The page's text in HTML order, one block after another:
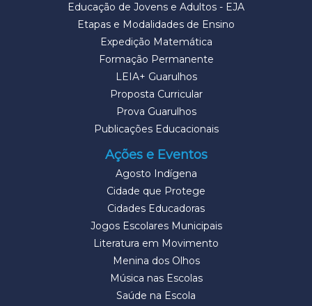
Educação de Jovens e Adultos - EJA
Etapas e Modalidades de Ensino
Expedição Matemática
Formação Permanente
LEIA+ Guarulhos
Proposta Curricular
Prova Guarulhos
Publicações Educacionais
Ações e Eventos
Agosto Indígena
Cidade que Protege
Cidades Educadoras
Jogos Escolares Municipais
Literatura em Movimento
Menina dos Olhos
Música nas Escolas
Saúde na Escola